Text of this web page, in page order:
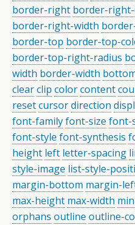
border-right border-
border-right-width
border-top border-top-
border-top-right-radius
width border-width
clearclip colorcontent
resetcursordirection
font-familyfont-size font-
font-style font-synthesis
height left letter-spacing
style-image list-style-
margin-bottom margin-
max-height max-width
orphans outline outline-